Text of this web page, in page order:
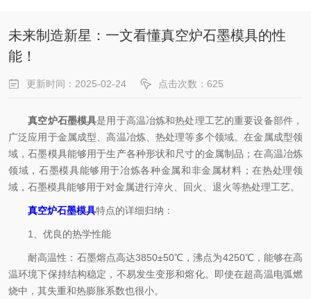
未来制造新星：一文看懂真空炉石墨模具的性
能！
更新时间：2025-02-24 点击次数：625
真空炉石墨模具是用于高温冶炼和热处理工艺的重要设备部件，
广泛应用于金属成型、高温冶炼、热处理等多个领域。在金属成型领
域，石墨模具能够用于生产各种形状和尺寸的金属制品；在高温冶炼
领域，石墨模具能够用于冶炼各种金属和非金属材料；在热处理领
域，石墨模具能够用于对金属进行淬火、回火、退火等热处理工艺。
真空炉石墨模具特点的详细归纳：
1、优良的热学性能
耐高温性：石墨熔点高达3850±50℃，沸点为4250℃，能够在高
温环境下保持结构稳定，不易发生变形和熔化。即使在超高温电弧燃
烧中，其失重和热膨胀系数也很小。